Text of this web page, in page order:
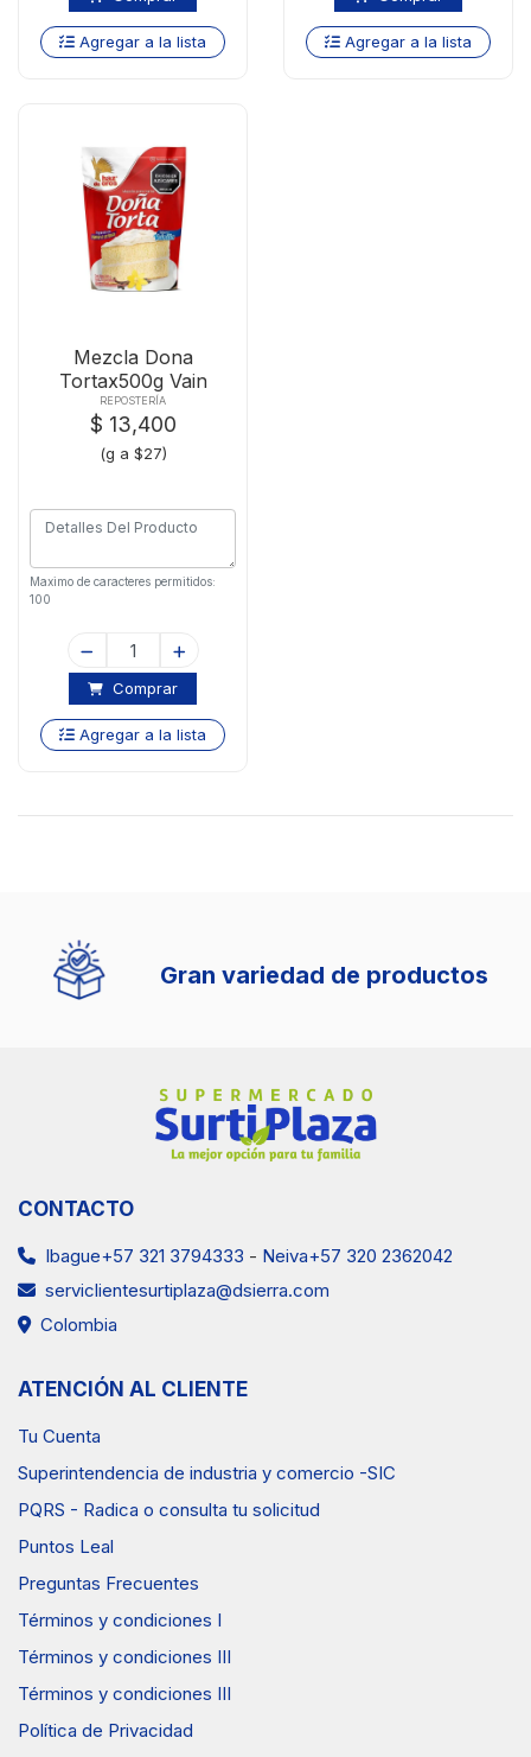
Agregar a la lista Agregar a la lista
Mezcla Dona
Tortax500g Vain
REPOSTERÍA
$ 13,400
(g a $27)
Maximo de caracteres permitidos:
100
Comprar
Agregar a la lista
Gran variedad de productos
CONTACTO
Ibague+57 321 3794333 - Neiva+57 320 2362042
serviclientesurtiplaza@dsierra.com
Colombia
ATENCIÓN AL CLIENTE
Tu Cuenta
Superintendencia de industria y comercio -SIC
PQRS - Radica o consulta tu solicitud
Puntos Leal
Preguntas Frecuentes
Términos y condiciones I
Términos y condiciones III
Términos y condiciones III
Política de Privacidad